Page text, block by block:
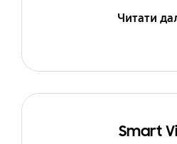
Читати
Smart